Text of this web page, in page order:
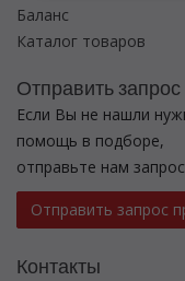
Баланс
Каталог товаров
Отправить запрос
Если Вы не нашли
помощь в подборе,
отправьте нам
Отправить запрос
Контакты